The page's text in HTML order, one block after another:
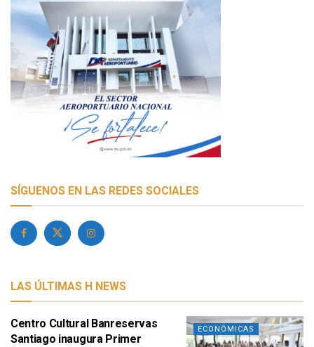
SÍGUENOS EN LAS REDES SOCIALES
LAS ÚLTIMAS H NEWS
ECONÓMICAS
Centro Cultural Banreservas
Santiago inaugura Primer